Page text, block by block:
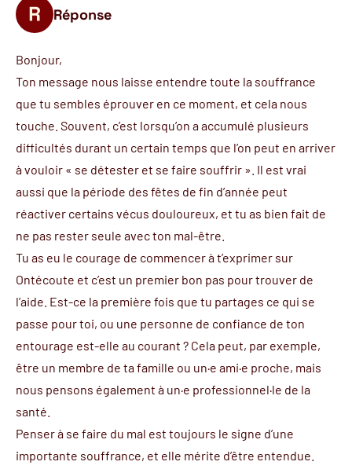
Réponse
Bonjour,
Ton message nous laisse entendre toute la souffrance
que tu sembles éprouver en ce moment, et cela nous
touche. Souvent, c’est lorsqu’on a accumulé plusieurs
difficultés durant un certain temps que l’on peut en arriver
à vouloir « se détester et se faire souffrir ». Il est vrai
aussi que la période des fêtes de fin d’année peut
réactiver certains vécus douloureux, et tu as bien fait de
ne pas rester seule avec ton mal-être.
Tu as eu le courage de commencer à t’exprimer sur
Ontécoute et c’est un premier bon pas pour trouver de
l’aide. Est-ce la première fois que tu partages ce qui se
passe pour toi, ou une personne de confiance de ton
entourage est-elle au courant ? Cela peut, par exemple,
être un membre de ta famille ou un·e ami·e proche, mais
nous pensons également à un·e professionnel·le de la
santé.
Penser à se faire du mal est toujours le signe d’une
importante souffrance, et elle mérite d’être entendue.